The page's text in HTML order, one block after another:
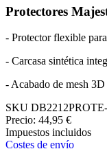
Protectores
- Protector flexible
- Carcasa sintética
- Acabado de mesh
SKU
Precio: 44,95 €
Impuestos incluidos
Costes de envío